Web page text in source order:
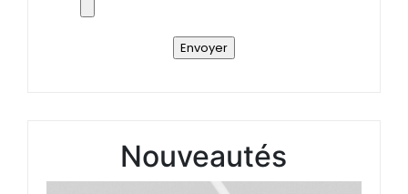
Nouveautés